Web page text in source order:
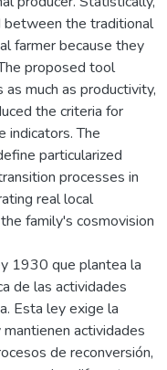
between the traditional
farmer because they
proposed tool
much as productivity,
the criteria for
indicators. The
particularized
processes in
real local
family's cosmovision
1930 que plantea la
de las actividades
Esta ley exige la
actividades
de reconversión,